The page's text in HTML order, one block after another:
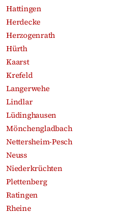
Hattingen
Herdecke
Herzogenrath
Hürth
Kaarst
Krefeld
Langerwehe
Lindlar
Lüdinghausen
Mönchengladbach
Nettersheim-Pesch
Neuss
Niederkrüchten
Plettenberg
Ratingen
Rheine